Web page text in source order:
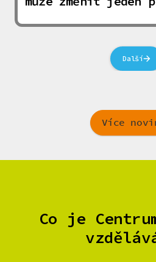
Další
Více
Co je